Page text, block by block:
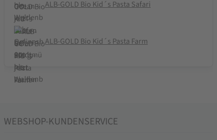
ALB-GOLD Bio Kid´s Pasta Safari
ALB-GOLD Bio Kid´s Pasta Farm
WEBSHOP-KUNDENSERVICE